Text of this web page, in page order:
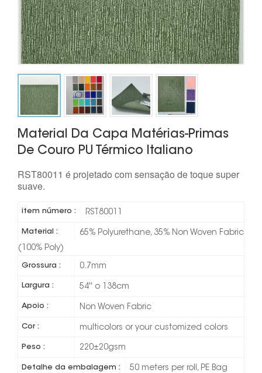
Material Da Capa Matérias-Primas
De Couro PU Térmico Italiano
RST80011 é projetado com sensação de toque super
suave.
item número : RST80011
Material :
65% Polyurethane, 35% Non Woven Fabric
(100% Poly)
Grossura : 0.7mm
Largura : 54'' o 138cm
Apoio : Non Woven Fabric
Cor : multicolors or your customized colors
Peso : 220±20gsm
Detalhe da embalagem :
50 meters per roll, PE Bag